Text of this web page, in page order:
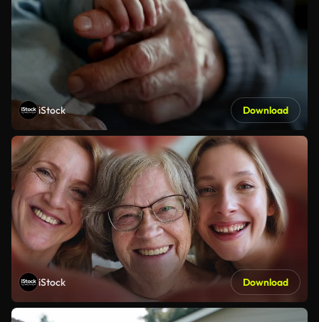
iStock Download
iStock Download